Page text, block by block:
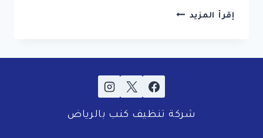
إقرأ المزيد 4
مهمة
أقل
شركة تنظيف كنب بالرياض